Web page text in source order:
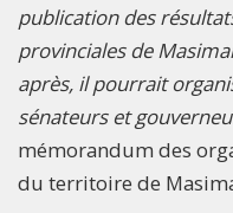
publication des
provinciales de
après, il pourrait
sénateurs et
mémorandum des
du territoire de